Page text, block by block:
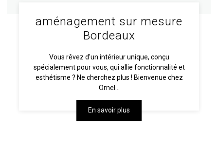
aménagement sur mesure
Bordeaux
Vous rêvez d'un intérieur unique, conçu
spécialement pour vous, qui allie fonctionnalité et
esthétisme ? Ne cherchez plus ! Bienvenue chez
Ornel...
En savoir plus